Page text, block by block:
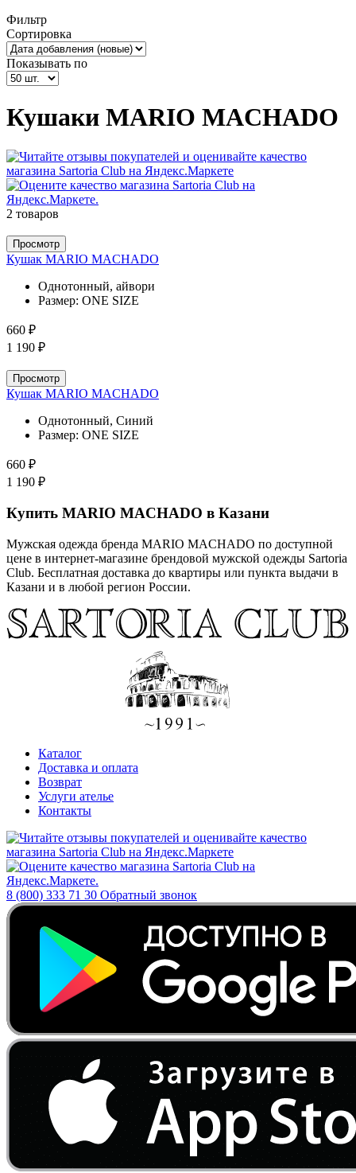
Фильтр
Сортировка
Показывать по
Кушаки MARIO MACHADO
2 товаров
Просмотр
Кушак MARIO MACHADO
Однотонный, айвори
Размер: ONE SIZE
660 ₽
1 190 ₽
Просмотр
Кушак MARIO MACHADO
Однотонный, Синий
Размер: ONE SIZE
660 ₽
1 190 ₽
Купить MARIO MACHADO в Казани
Мужская одежда бренда MARIO MACHADO по доступной
цене в интернет-магазине брендовой мужской одежды Sartoria
Club. Бесплатная доставка до квартиры или пункта выдачи в
Казани и в любой регион России.
Каталог
Доставка и оплата
Возврат
Услуги ателье
Контакты
8 (800) 333 71 30 Обратный звонок